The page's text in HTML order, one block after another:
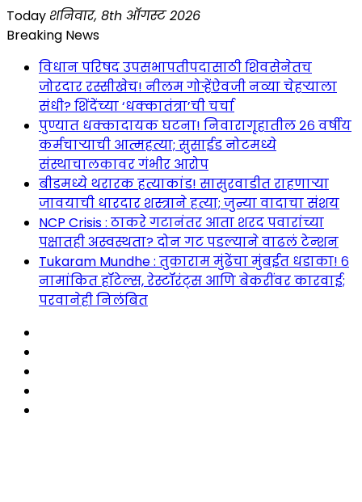
Skip
to
Today शनिवार, 8th ऑगस्ट 2026
Breaking News
विधान परिषद उपसभापतीपदासाठी शिवसेनेतच
जोरदार रस्सीखेच! नीलम गोऱ्हेंऐवजी नव्या चेहऱ्याला
संधी? शिंदेंच्या ‘धक्कातंत्रा’ची चर्चा
पुण्यात धक्कादायक घटना! निवारागृहातील २६ वर्षीय
कर्मचाऱ्याची आत्महत्या; सुसाईड नोटमध्ये
संस्थाचालकावर गंभीर आरोप
बीडमध्ये थरारक हत्याकांड! सासुरवाडीत राहणाऱ्या
जावयाची धारदार शस्त्राने हत्या; जुन्या वादाचा संशय
NCP Crisis : ठाकरे गटानंतर आता शरद पवारांच्या
पक्षातही अस्वस्थता? दोन गट पडल्याने वाढलं टेन्शन
Tukaram Mundhe : तुकाराम मुंढेंचा मुंबईत धडाका! ६
नामांकित हॉटेल्स, रेस्टॉरंट्स आणि बेकरींवर कारवाई;
परवानेही निलंबित